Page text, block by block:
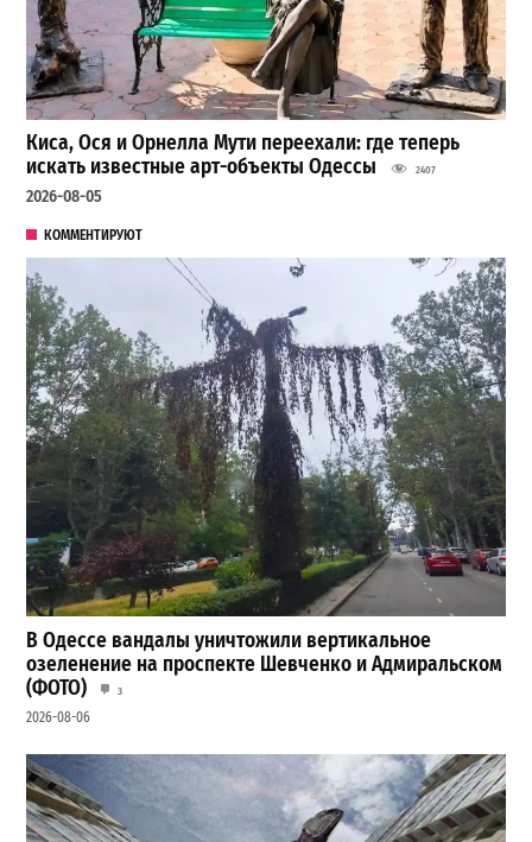
Киса, Ося и Орнелла Мути переехали: где теперь
искать известные арт-объекты Одессы
2407
2026-08-05
КОММЕНТИРУЮТ
В Одессе вандалы уничтожили вертикальное
озеленение на проспекте Шевченко и Адмиральском
(ФОТО)
3
2026-08-06